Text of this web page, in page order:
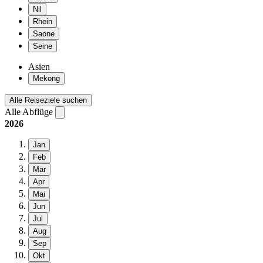
Nil
Rhein
Saone
Seine
Asien
Mekong
Alle Reiseziele suchen
Alle Abflüge
2026
Jan
Feb
Mär
Apr
Mai
Jun
Jul
Aug
Sep
Okt